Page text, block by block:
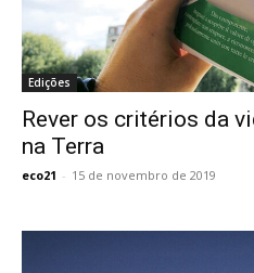
Edições
Rever os critérios da
na Terra
eco21 - 15 de novembro de 2019